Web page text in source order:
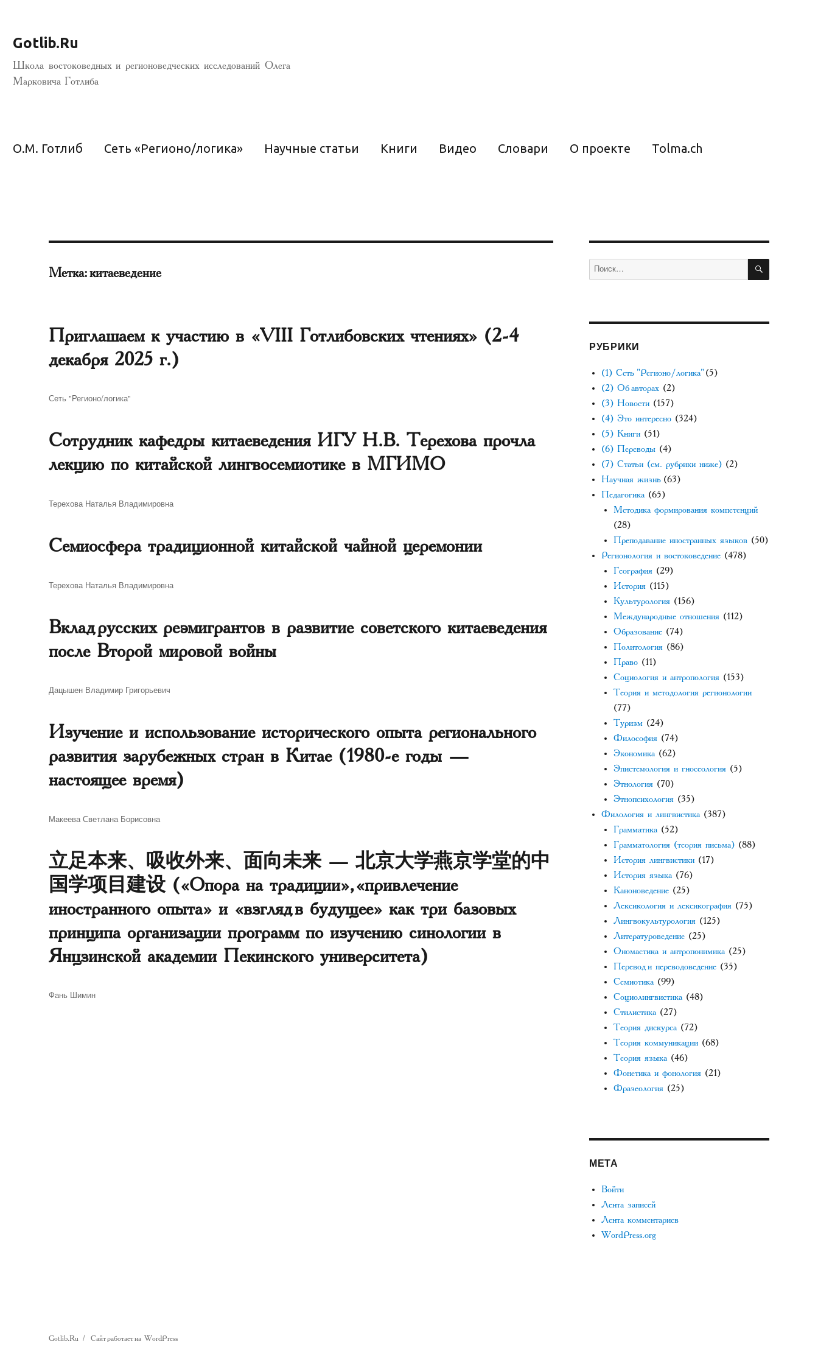
Gotlib.Ru
Школа востоковедных и регионоведческих исследований Олега
Марковича Готлиба
О.М. Готлиб Сеть «Регионо/логика» Научные статьи Книги Видео Словари О проекте Tolma.ch
Метка:китаеведение
Приглашаем к участию в «VIII Готлибовских чтениях» (2-4
декабря 2025 г.)
Автор
Сеть "Регионо/логика"
Сотрудник кафедры китаеведения ИГУ Н.В. Терехова прочла
лекцию по китайской лингвосемиотике в МГИМО
Автор
Терехова Наталья Владимировна
Семиосфера традиционной китайской чайной церемонии
Автор
Терехова Наталья Владимировна
Вклад русских реэмигрантов в развитие советского китаеведения
после Второй мировой войны
Автор
Дацышен Владимир Григорьевич
Изучение и использование исторического опыта регионального
развития зарубежных стран в Китае (1980-е годы —
настоящее время)
Автор
Макеева Светлана Борисовна
立足本来、吸收外来、面向未来 — 北京大学燕京学堂的中
国学项目建设 («Опора на традиции», «привлечение
иностранного опыта» и «взгляд в будущее» как три базовых
принципа организации программ по изучению синологии в
Янцзинской академии Пекинского университета)
Автор
Фань Шимин
Искать: ПОИСК
РУБРИКИ
(1) Сеть "Регионо/логика"(5)
(2) Об авторах(2)
(3) Новости(157)
(4) Это интересно(324)
(5) Книги(51)
(6) Переводы(4)
(7) Статьи (см. рубрики ниже)(2)
Научная жизнь(63)
Педагогика(65)
Методика формирования компетенций
(28)
Преподавание иностранных языков(50)
Регионология и востоковедение(478)
География(29)
История(115)
Культурология(156)
Международные отношения(112)
Образование(74)
Политология(86)
Право(11)
Социология и антропология(153)
Теория и методология регионологии
(77)
Туризм(24)
Философия(74)
Экономика(62)
Эпистемология и гносеология(5)
Этнология(70)
Этнопсихология(35)
Филология и лингвистика(387)
Грамматика(52)
Грамматология (теория письма)(88)
История лингвистики(17)
История языка(76)
Каноноведение(25)
Лексикология и лексикография(75)
Лингвокультурология(125)
Литературоведение(25)
Ономастика и антропонимика(25)
Перевод и переводоведение(35)
Семиотика(99)
Социолингвистика(48)
Стилистика(27)
Теория дискурса(72)
Теория коммуникации(68)
Теория языка(46)
Фонетика и фонология(21)
Фразеология(25)
МЕТА
Войти
Лента записей
Лента комментариев
WordPress.org
Gotlib.Ru Сайт работает на WordPress